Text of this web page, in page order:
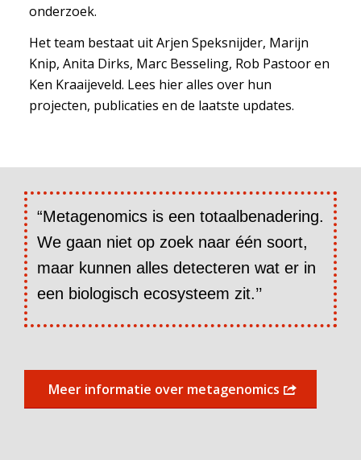
onderzoek.
Het team bestaat uit Arjen Speksnijder, Marijn
Knip, Anita Dirks, Marc Besseling, Rob Pastoor en
Ken Kraaijeveld. Lees hier alles over hun
projecten, publicaties en de laatste updates.
“Metagenomics is een totaalbenadering.
We gaan niet op zoek naar één soort,
maar kunnen alles detecteren wat er in
een biologisch ecosysteem zit.’’
Meer informatie over metagenomics